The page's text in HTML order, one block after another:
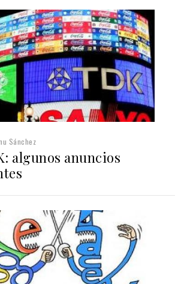
Sánchez
algunos anuncios